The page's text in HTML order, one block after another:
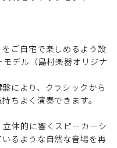
をご自宅で楽しめるよう設
デル（島村楽器オリジナ
により、クラシックから
ちよく演奏できます。
体的に響くスピーカーシ
るような自然な音場を再